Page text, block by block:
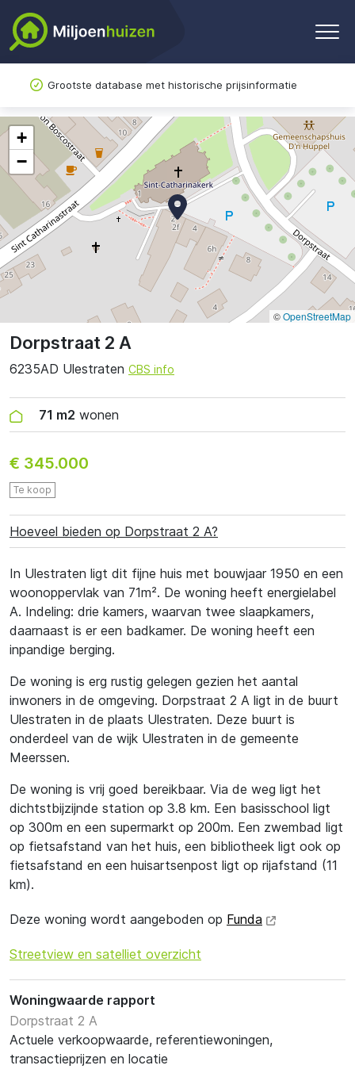
Grootste database met historische prijsinformatie
Dorpstraat 2 A
6235AD Ulestraten CBS info
71 m2 wonen
€ 345.000
Te koop
Hoeveel bieden op Dorpstraat 2 A?
In Ulestraten ligt dit fijne huis met bouwjaar 1950 en een
woonoppervlak van 71m². De woning heeft energielabel
A. Indeling: drie kamers, waarvan twee slaapkamers,
daarnaast is er een badkamer. De woning heeft een
inpandige berging.
De woning is erg rustig gelegen gezien het aantal
inwoners in de omgeving. Dorpstraat 2 A ligt in de buurt
Ulestraten in de plaats Ulestraten. Deze buurt is
onderdeel van de wijk Ulestraten in de gemeente
Meerssen.
De woning is vrij goed bereikbaar. Via de weg ligt het
dichtstbijzijnde station op 3.8 km. Een basisschool ligt
op 300m en een supermarkt op 200m. Een zwembad ligt
op fietsafstand van het huis, een bibliotheek ligt ook op
fietsafstand en een huisartsenpost ligt op rijafstand (11
km).
Deze woning wordt aangeboden op Funda
Streetview en satelliet overzicht
Woningwaarde rapport
Dorpstraat 2 A
Actuele verkoopwaarde, referentiewoningen,
transactieprijzen en locatie
+
−
©OpenStreetMap